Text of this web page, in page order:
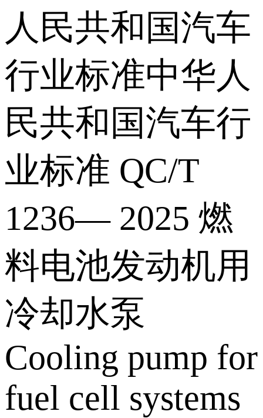
人民共和国汽车
行业标准中华人
民共和国汽车行
业标准 QC/T
1236— 2025 燃
料电池发动机用
冷却水泵
Cooling pump for
fuel cell systems